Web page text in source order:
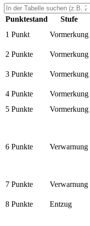
Punktestand Stufe
1 Punkt
Vormerkung
2 Punkte
Vormerkung
3 Punkte
Vormerkung
4 Punkte
Vormerkung
5 Punkte
Vormerkung
6 Punkte Verwarnung
7 Punkte
Verwarnung
8 Punkte Entzug